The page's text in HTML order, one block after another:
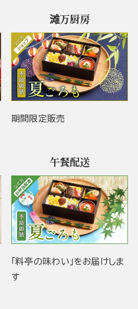
滩万厨房
期間限定販売
午餐配送
「料亭の味わい」をお届けしま
す